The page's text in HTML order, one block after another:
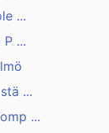
...
...
...
...